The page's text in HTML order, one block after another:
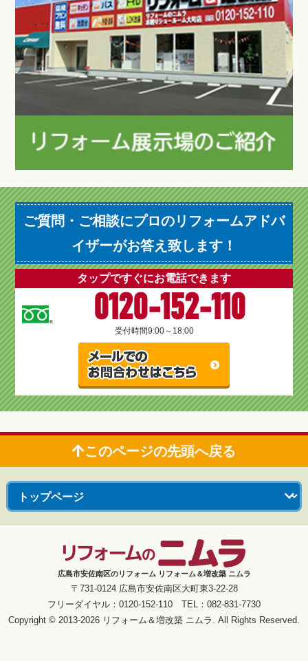
ご質問・ご相談にプロのリフォームアドバ
イザーがお答え致します！
タップですぐにお電話できます
0120-152-110
受付時間9:00～18:00
このページの先頭へ戻る
広島市安佐南区のリフォーム リフォーム＆増改築 ニムラ
〒731-0124 広島市安佐南区大町東3-22-28
フリーダイヤル：0120-152-110 TEL：082-831-7730
Copyright © 2013-2026 リフォーム＆増改築 ニムラ. All Rights Reserved.